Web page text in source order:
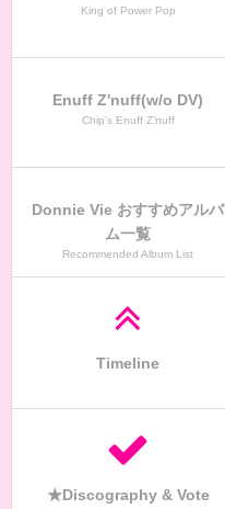
King of Power Pop
Enuff Z'nuff(w/o DV)
Chip’s Enuff Z’nuff
Donnie Vie おすすめアルバ
ム一覧
Recommended Album List
Timeline
★Discography & Vote